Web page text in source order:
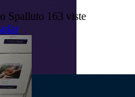
Spalluto 163 viste